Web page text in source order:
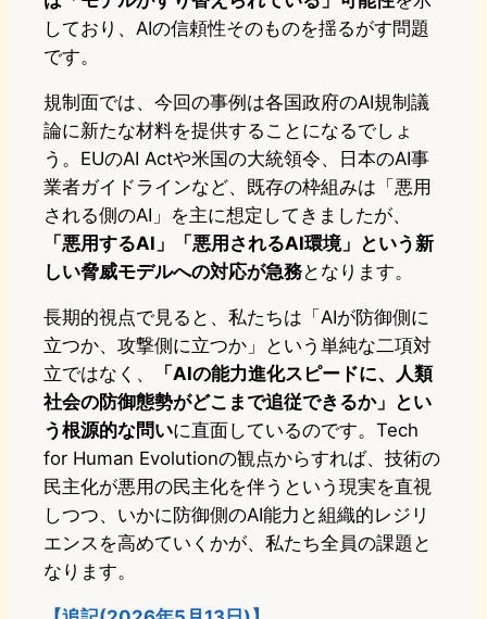
しており、AIの信頼性そのものを揺るがす問題
です。
規制面では、今回の事例は各国政府のAI規制議
論に新たな材料を提供することになるでしょ
う。EUのAI Actや米国の大統領令、日本のAI事
業者ガイドラインなど、既存の枠組みは「悪用
される側のAI」を主に想定してきましたが、
「悪用するAI」「悪用されるAI環境」という新
しい脅威モデルへの対応が急務となります。
長期的視点で見ると、私たちは「AIが防御側に
立つか、攻撃側に立つか」という単純な二項対
立ではなく、
「AIの能力進化スピードに、人類
社会の防御態勢がどこまで追従できるか」とい
う根源的な問いに直面しているのです。Tech
for Human Evolutionの観点からすれば、技術の
民主化が悪用の民主化を伴うという現実を直視
しつつ、いかに防御側のAI能力と組織的レジリ
エンスを高めていくかが、私たち全員の課題と
なります。